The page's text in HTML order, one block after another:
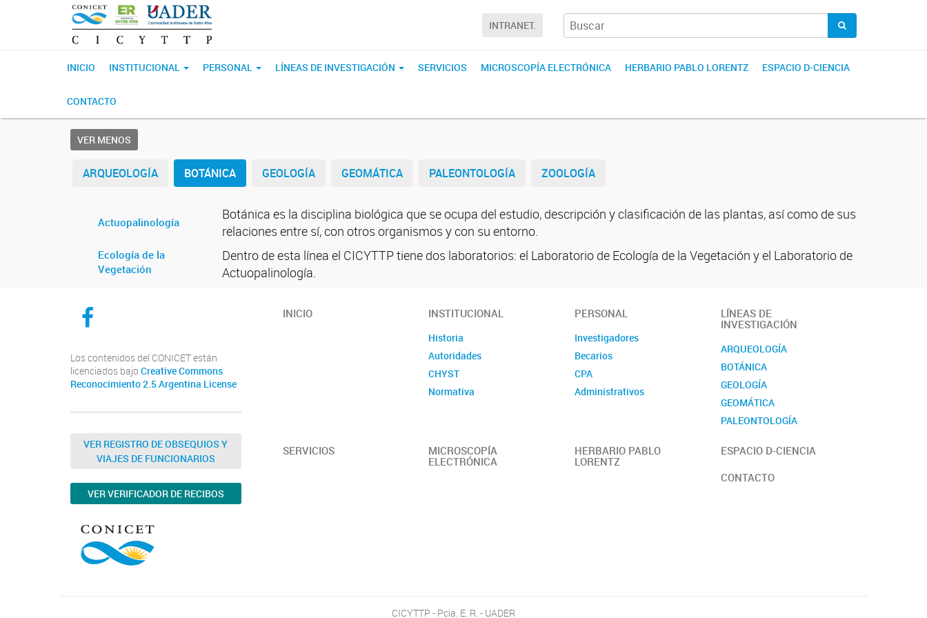
INTRANET.
INICIO INSTITUCIONAL PERSONAL LÍNEAS DE INVESTIGACIÓN SERVICIOS MICROSCOPÍA ELECTRÓNICA HERBARIO PABLO LORENTZ ESPACIO D-CIENCIA
CONTACTO
VER MENOS
ARQUEOLOGÍA BOTÁNICA GEOLOGÍA GEOMÁTICA PALEONTOLOGÍA ZOOLOGÍA
Actuopalinología
Ecología de la
Vegetación
Botánica es la disciplina biológica que se ocupa del estudio, descripción y clasificación de las plantas, así como de sus
relaciones entre sí, con otros organismos y con su entorno.
Dentro de esta línea el CICYTTP tiene dos laboratorios: el Laboratorio de Ecología de la Vegetación y el Laboratorio de
Actuopalinología.
CICYTTP en Facebook
Los contenidos del CONICET están
licenciados bajo Creative Commons
Reconocimiento 2.5 Argentina License
VER REGISTRO DE OBSEQUIOS Y
VIAJES DE FUNCIONARIOS
VER VERIFICADOR DE RECIBOS
INICIO INSTITUCIONAL
Historia
Autoridades
CHYST
Normativa
PERSONAL
Investigadores
Becarios
CPA
Administrativos
LÍNEAS DE
INVESTIGACIÓN
ARQUEOLOGÍA
BOTÁNICA
GEOLOGÍA
GEOMÁTICA
PALEONTOLOGÍA
SERVICIOS
MICROSCOPÍA
ELECTRÓNICA
HERBARIO PABLO
LORENTZ
ESPACIO D-CIENCIA
CONTACTO
CICYTTP - Pcia. E. R. - UADER